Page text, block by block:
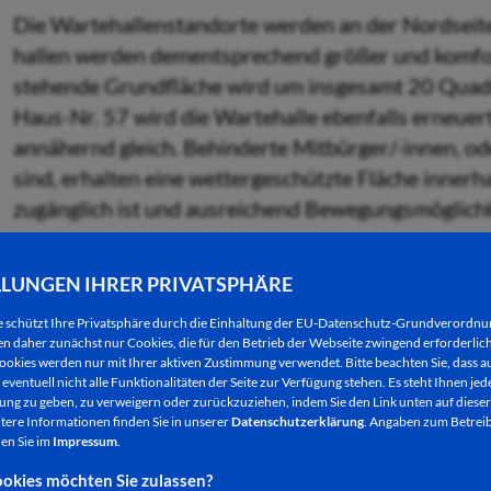
IHRER PRIVATSPHÄRE
schützt Ihre Privatsphäre durch die Einhaltung der EU-Datenschutz-
daher zunächst nur Cookies, die für den Betrieb der Webseite zwingend
werden nur mit Ihrer aktiven Zustimmung verwendet. Bitte beachten Sie, dass
nicht alle Funktionalitäten der Seite zur Verfügung stehen. Es steht Ihnen
zu geben, zu verweigern oder zurückzuziehen, indem Sie den Link unten auf
Informationen finden Sie in unsererDatenschutzerklärung. Angaben zum
Sie im Impressum.
möchten Sie zulassen?
Die Wartehallenstandorte werden an der
hallen werden dement­sprechend größer und
stehende Grund­fläche wird um insgesamt 20
Haus-Nr. 57 wird die Wartehalle ebenfalls
annähernd gleich. Behinderte Mitbürger/-innen,
sind, erhalten eine wettergeschützte Fläche
zugänglich ist und ausreichend
Der gesamte Bereich wird in Abstimmung mit
und sehbehinderte/blinde Mitbürger/-innen
und damit sichere – Bewegungsspielräume,
Stadtgebiet schon von anderen neural­gischen
(taktile Elemente). Beide Gehwegseiten und die
Busein- und –ausstiegen sind so ausgelegt, dass
dem Blindenstock ertasten können. Hier hat sich
Mitgliedern Rohloff (Vorsitz), Ziehn und Zell